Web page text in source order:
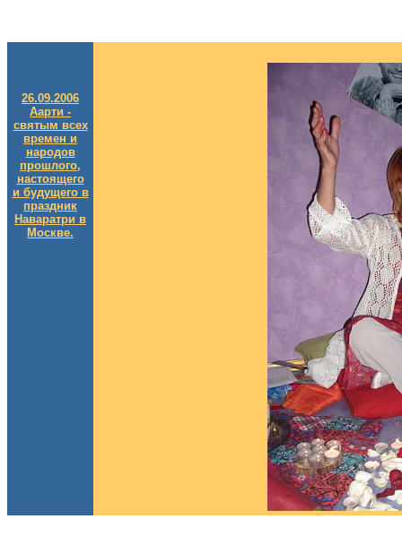
26.09.2006
Аарти -
святым всех
времен и
народов
прошлого,
настоящего
и будущего в
праздник
Наваратри в
Москве.